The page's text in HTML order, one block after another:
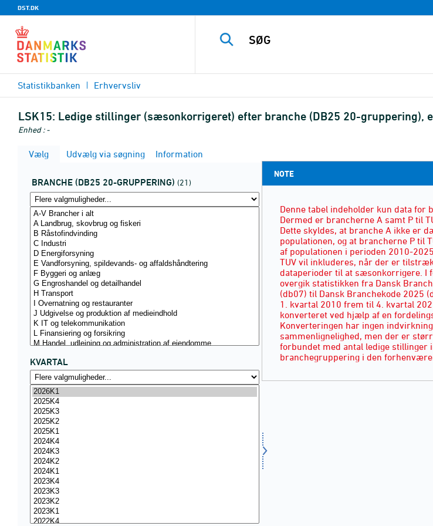
DST.DK
Statistikbanken Erhvervsliv
LSK15: Ledige stillinger (sæsonkorrigeret) efter branche (DB25 20-gruppering),
Enhed : -
Vælg Udvælg via søgning Information
BRANCHE (DB25 20-GRUPPERING) (21)
KVARTAL
NOTE
Denne tabel indeholder kun data for
Dermed er brancherne A samt P til
Dette skyldes, at branche A ikke er
populationen, og at brancherne P til
af populationen i perioden 2010-
TUV vil inkluderes, når der er
dataperioder til at sæsonkorrigere. I
overgik statistikken fra Dansk
(db07) til Dansk Branchekode 2025
1. kvartal 2010 frem til 4. kvartal
konverteret ved hjælp af en
Konverteringen har ingen
sammenlignelighed, men der er
forbundet med antal ledige stillinger
branchegruppering i den